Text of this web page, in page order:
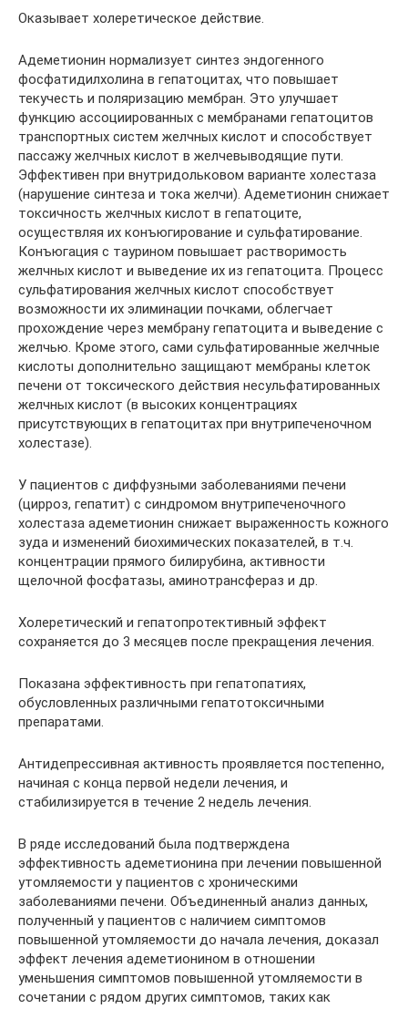
Оказывает холеретическое действие.
Адеметионин нормализует синтез эндогенного
фосфатидилхолина в гепатоцитах, что повышает
текучесть и поляризацию мембран. Это улучшает
функцию ассоциированных с мембранами гепатоцитов
транспортных систем желчных кислот и способствует
пассажу желчных кислот в желчевыводящие пути.
Эффективен при внутридольковом варианте холестаза
(нарушение синтеза и тока желчи). Адеметионин снижает
токсичность желчных кислот в гепатоците,
осуществляя их конъюгирование и сульфатирование.
Конъюгация с таурином повышает растворимость
желчных кислот и выведение их из гепатоцита. Процесс
сульфатирования желчных кислот способствует
возможности их элиминации почками, облегчает
прохождение через мембрану гепатоцита и выведение с
желчью. Кроме этого, сами сульфатированные желчные
кислоты дополнительно защищают мембраны клеток
печени от токсического действия несульфатированных
желчных кислот (в высоких концентрациях
присутствующих в гепатоцитах при внутрипеченочном
холестазе).
У пациентов с диффузными заболеваниями печени
(цирроз, гепатит) с синдромом внутрипеченочного
холестаза адеметионин снижает выраженность кожного
зуда и изменений биохимических показателей, в т.ч.
концентрации прямого билирубина, активности
щелочной фосфатазы, аминотрансфераз и др.
Холеретический и гепатопротективный эффект
сохраняется до 3 месяцев после прекращения лечения.
Показана эффективность при гепатопатиях,
обусловленных различными гепатотоксичными
препаратами.
Антидепрессивная активность проявляется постепенно,
начиная с конца первой недели лечения, и
стабилизируется в течение 2 недель лечения.
В ряде исследований была подтверждена
эффективность адеметионина при лечении повышенной
утомляемости у пациентов с хроническими
заболеваниями печени. Объединенный анализ данных,
полученный у пациентов с наличием симптомов
повышенной утомляемости до начала лечения, доказал
эффект лечения адеметионином в отношении
уменьшения симптомов повышенной утомляемости в
сочетании с рядом других симптомов, таких как